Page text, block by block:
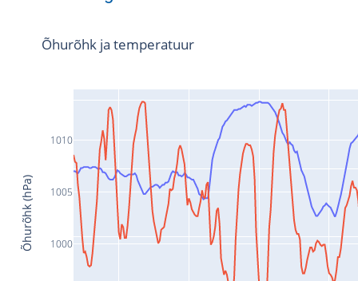
1000
1005
1010
Õhurõhk ja temperatuur
Õhurõhk (hPa)